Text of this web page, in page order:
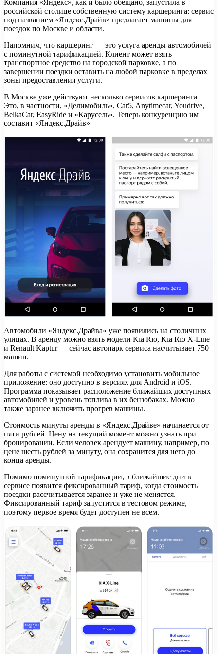
Компания «Яндекс», как и было обещано, запустила в
российской столице собственную систему каршеринга: сервис
под названием «Яндекс.Драйв» предлагает машины для
поездок по Москве и области.
Напомним, что каршеринг — это услуга аренды автомобилей
с поминутной тарификацией. Клиент может взять
транспортное средство на городской парковке, а по
завершении поездки оставить на любой парковке в пределах
зоны предоставления услуги.
В Москве уже действуют несколько сервисов каршеринга.
Это, в частности, «Делимобиль», Car5, Anytimecar, Youdrive,
BelkaCar, EasyRide и «Карусель». Теперь конкуренцию им
составит «Яндекс.Драйв».
Автомобили «Яндекс.Драйва» уже появились на столичных
улицах. В аренду можно взять модели Kia Rio, Kia Rio X-Line
и Renault Kaptur — сейчас автопарк сервиса насчитывает 750
машин.
Для работы с системой необходимо установить мобильное
приложение: оно доступно в версиях для Android и iOS.
Программа показывает расположение ближайших доступных
автомобилей и уровень топлива в их бензобаках. Можно
также заранее включить прогрев машины.
Стоимость минуты аренды в «Яндекс.Драйве» начинается от
пяти рублей. Цену на текущий момент можно узнать при
бронировании. Если человек арендует машину, например, по
цене шесть рублей за минуту, она сохранится для него до
конца аренды.
Помимо поминутной тарификации, в ближайшие дни в
сервисе появится фиксированный тариф, когда стоимость
поездки рассчитывается заранее и уже не меняется.
Фиксированный тариф запустится в тестовом режиме,
поэтому первое время будет доступен не всем.